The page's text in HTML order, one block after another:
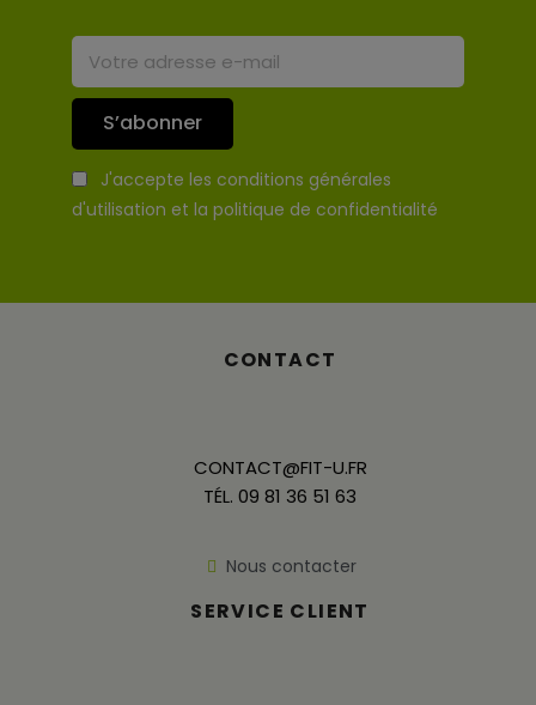
S’abonner
J'accepte les conditions générales
d'utilisation et la politique de confidentialité
CONTACT
CONTACT@FIT-U.FR
TÉL. 09 81 36 51 63
Nous contacter
SERVICE CLIENT